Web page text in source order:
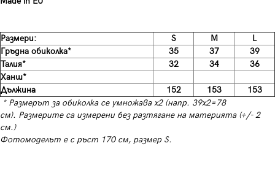
Размери: S M
L
Гръдна обиколка*
35 37
39
Талия*
32 34
36
Ханш*
Дължина
152 153
153
* Размерът за обиколка се умножава х2 (напр. 39х2=78
см). Размерите са измерени без разтягане на материята (+/- 2
см.)
Фотомоделът е с ръст 170 см, размер S.